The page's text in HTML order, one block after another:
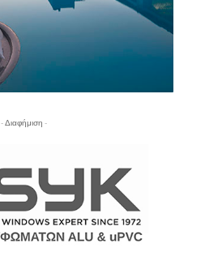
- Διαφήμιση -